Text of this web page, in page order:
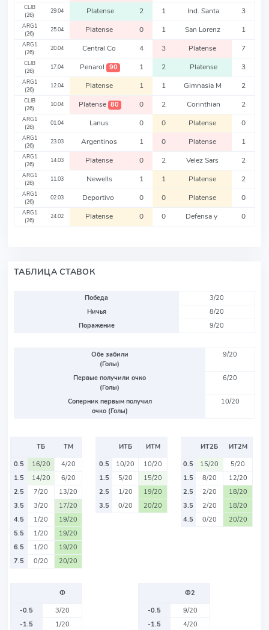
CLIB
(26)
29.04 Platense 2 1 Ind. Santa 3
ARG1
(26)
25.04 Platense 0 1 San Lorenz 1
ARG1
(26)
20.04 Central Co 4 3 Platense 7
CLIB
(26)
17.04 Penarol 90 1 2 Platense 3
ARG1
(26)
12.04 Platense 1 1 Gimnasia M 2
CLIB
(26)
10.04 Platense 80 0 2 Corinthian 2
ARG1
(26)
01.04 Lanus 0 0 Platense 0
ARG1
(26)
23.03 Argentinos 1 0 Platense 1
ARG1
(26)
14.03 Platense 0 2 Velez Sars 2
ARG1
(26)
11.03 Newells 1 1 Platense 2
ARG1
(26)
02.03 Deportivo 0 0 Platense 0
ARG1
(26)
24.02 Platense 0 0 Defensa y 0
ТАБЛИЦА СТАВОК
Победа
3/20
Ничья
8/20
Поражение
9/20
Обе забили
(Голы)
9/20
Первые получили очко
(Голы)
6/20
Соперник первым получил
очко (Голы)
10/20
ТБ
ТМ
0.5
16/20
4/20
1.5
14/20
6/20
2.5
7/20
13/20
3.5
3/20
17/20
4.5
1/20
19/20
5.5
1/20
19/20
6.5
1/20
19/20
7.5
0/20 20/20
ИТБ
ИТМ
0.5
10/20
10/20
1.5
5/20
15/20
2.5
1/20
19/20
3.5
0/20 20/20
ИТ2Б
ИТ2М
0.5
15/20
5/20
1.5
8/20
12/20
2.5
2/20
18/20
3.5
2/20
18/20
4.5
0/20 20/20
Ф
-0.5
3/20
-1.5
1/20
Ф2
-0.5
9/20
-1.5
4/20